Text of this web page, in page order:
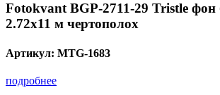
Fotokvant BGP-2711-29 Tristle
2.72х11 м чертополох
Артикул: MTG-1683
подробнее